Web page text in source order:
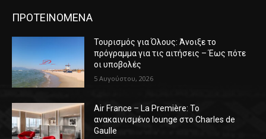
ΠΡΟΤΕΙΝΟΜΕΝΑ
Τουρισμός για Όλους: Άνοιξε το
πρόγραμμα για τις αιτήσεις – Έως πότε
οι υποβολές
5 Αυγούστου, 2026
Air France – La Première: Το
ανακαινισμένο lounge στο Charles de
Gaulle